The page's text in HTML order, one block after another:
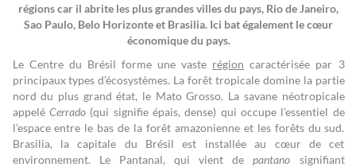
régions car il abrite les plus grandes villes du pays, Rio de Janeiro,
Sao Paulo, Belo Horizonte et Brasilia. Ici bat également le cœur
économique du pays.
Le Centre du Brésil forme une vaste région caractérisée par 3
principaux types d’écosystèmes. La forêt tropicale domine la partie
nord du plus grand état, le Mato Grosso. La savane néotropicale
appelé Cerrado(qui signifie épais, dense) qui occupe l’essentiel de
l’espace entre le bas de la forêt amazonienne et les forêts du sud.
Brasilia, la capitale du Brésil est installée au cœur de cet
environnement. Le Pantanal, qui vient depantano signifiant